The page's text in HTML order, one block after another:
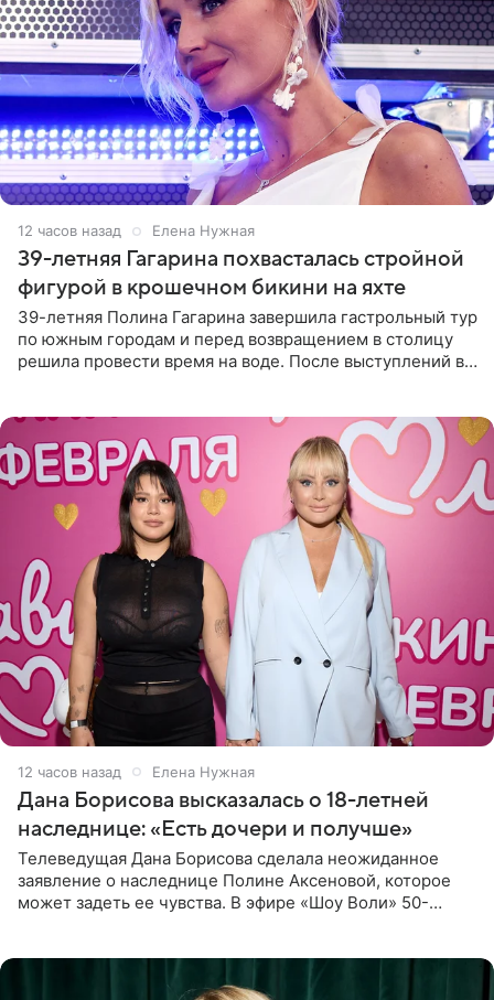
12 часов назад Елена Нужная
39-летняя Гагарина похвасталась стройной
фигурой в крошечном бикини на яхте
39-летняя Полина Гагарина завершила гастрольный тур
по южным городам и перед возвращением в столицу
решила провести время на воде. После выступлений в
12 часов назад Елена Нужная
Дана Борисова высказалась о 18-летней
наследнице: «Есть дочери и получше»
Телеведущая Дана Борисова сделала неожиданное
заявление о наследнице Полине Аксеновой, которое
может задеть ее чувства. В эфире «Шоу Воли» 50-